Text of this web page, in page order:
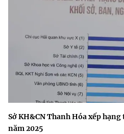
Sở KH&CN Thanh Hóa xếp
năm 2025